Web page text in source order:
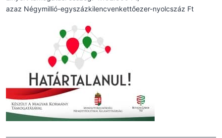
azaz Négymillió-egyszázkilencvenkettőezer-nyolcszáz Ft